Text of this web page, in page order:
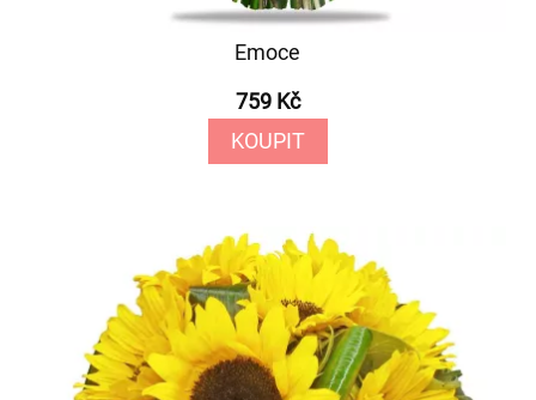
Emoce
759 Kč
KOUPIT